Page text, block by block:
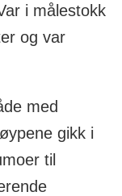
i målestokk
og var
med
gikk i
til